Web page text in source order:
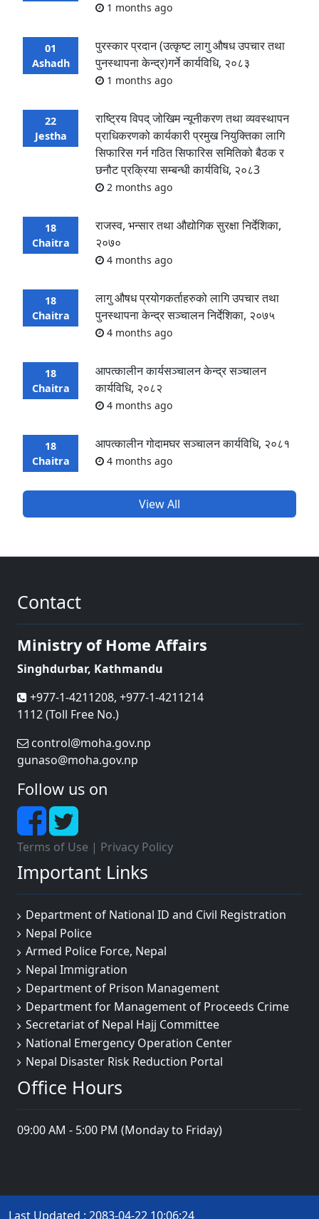
1 months ago
01
Ashadh
पुरस्कार प्रदान (उत्कृष्ट लागु औषध उपचार तथा
पुनस्थापना केन्द्र)गर्ने कार्यविधि, २०८३
1 months ago
22
Jestha
राष्ट्रिय विपद् जोखिम न्यूनीकरण तथा व्यवस्थापन
प्राधिकरणको कार्यकारी प्रमुख नियुक्तिका लागि
सिफारिस गर्न गठित सिफारिस समितिको बैठक र
छनौट प्रक्रिया सम्बन्धी कार्यविधि, २०८3
2 months ago
18
Chaitra
राजस्व, भन्सार तथा औद्योगिक सुरक्षा निर्देशिका,
२०७०
4 months ago
18
Chaitra
लागु औषध प्रयोगकर्ताहरुको लागि उपचार तथा
पुनस्थापना केन्द्र सञ्चालन निर्देशिका, २०७५
4 months ago
18
Chaitra
आपत्कालीन कार्यसञ्चालन केन्द्र सञ्चालन
कार्यविधि, २०८२
4 months ago
18
Chaitra
आपत्कालीन गोदामघर सञ्चालन कार्यविधि, २०८१
4 months ago
View All
Contact
Ministry of Home Affairs
Singhdurbar, Kathmandu
+977-1-4211208, +977-1-4211214
1112 (Toll Free No.)
control@moha.gov.np
gunaso@moha.gov.np
Follow us on
Terms of Use | Privacy Policy
Important Links
Department of National ID and Civil Registration
Nepal Police
Armed Police Force, Nepal
Nepal Immigration
Department of Prison Management
Department for Management of Proceeds Crime
Secretariat of Nepal Hajj Committee
National Emergency Operation Center
Nepal Disaster Risk Reduction Portal
Office Hours
09:00 AM - 5:00 PM (Monday to Friday)
Last Updated : 2083-04-22 10:06:24